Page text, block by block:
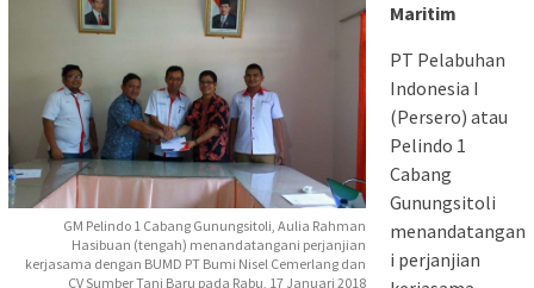
GM Pelindo 1 Cabang Gunungsitoli, Aulia Rahman
Hasibuan (tengah) menandatangani perjanjian
kerjasama dengan BUMD PT Bumi Nisel Cemerlang dan
CV Sumber Tani Baru pada Rabu, 17 Januari 2018
Maritim
PT Pelabuhan
Indonesia I
(Persero) atau
Pelindo 1
Cabang
Gunungsitoli
menandatangan
i perjanjian